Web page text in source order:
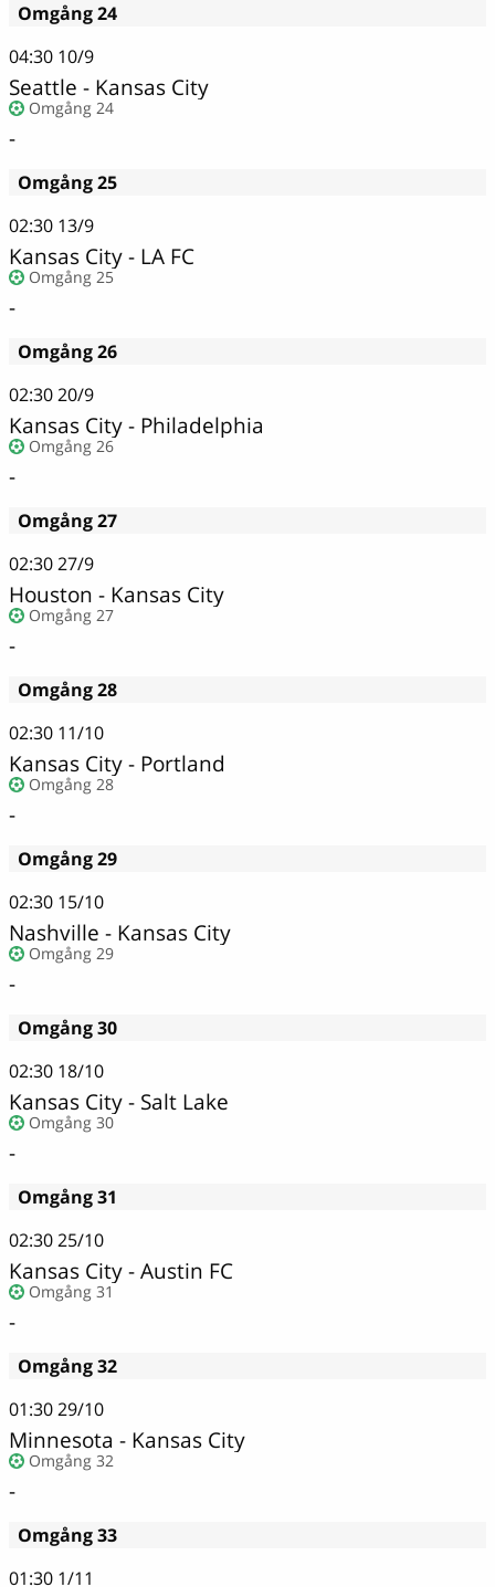
Omgång 24
04:30 10/9
Seattle - Kansas City
Omgång 24
-
Omgång 25
02:30 13/9
Kansas City - LA FC
Omgång 25
-
Omgång 26
02:3020/9
Kansas City - Philadelphia
Omgång 26
-
Omgång 27
02:3027/9
Houston - Kansas City
Omgång 27
-
Omgång 28
02:30 11/10
Kansas City - Portland
Omgång 28
-
Omgång 29
02:30 15/10
Nashville - Kansas City
Omgång 29
-
Omgång 30
02:30 18/10
Kansas City - Salt Lake
Omgång 30
-
Omgång 31
02:3025/10
Kansas City - Austin FC
Omgång 31
-
Omgång 32
01:3029/10
Minnesota - Kansas City
Omgång 32
-
Omgång 33
01:30 1/11